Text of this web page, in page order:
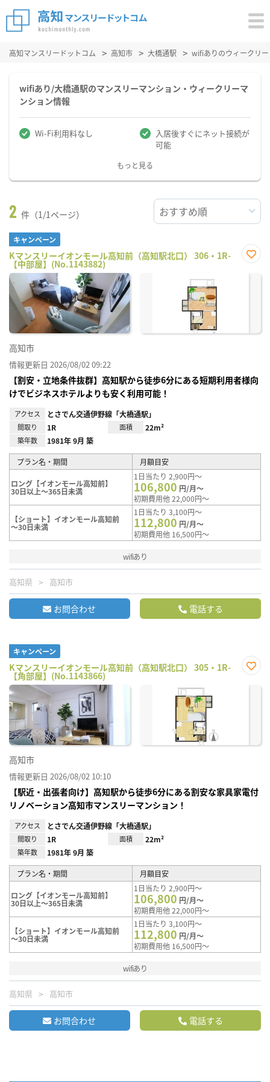
高知マンスリードットコム 高知市 大橋通駅 wifiありのウィークリ
wifiあり/大橋通駅のマンスリーマンション・ウィークリーマ
ンション情報
Wi-Fi利用料なし
入居後すぐにネット接続が
可能
もっと見る
2 件（1/1ページ）
キャンペーン
Kマンスリーイオンモール高知前（高知駅北口） 306・1R-
【中部屋】(No.1143882)
に入
高知市
情報更新日 2026/08/02 09:22
【割安・立地条件抜群】高知駅から徒歩6分にある短期利用者様向
けでビジネスホテルよりも安く利用可能！
アクセス とさでん交通伊野線「大橋通駅」
間取り 1R 面積 22m²
築年数 1981年 9月 築
プラン名・期間 月額目安
ロング【イオンモール高知前】
30日以上～365日未満
1日当たり 2,900円～
106,800 円/月～
初期費用他 22,000円～
【ショート】イオンモール高知前
～30日未満
1日当たり 3,100円～
112,800 円/月～
初期費用他 16,500円～
wifiあり
高知県 高知市
お問合わせ 電話する
キャンペーン
Kマンスリーイオンモール高知前（高知駅北口） 305・1R-
【角部屋】(No.1143866)
に入
高知市
情報更新日 2026/08/02 10:10
【駅近・出張者向け】高知駅から徒歩6分にある割安な家具家電付
リノベーション高知市マンスリーマンション！
アクセス とさでん交通伊野線「大橋通駅」
間取り 1R 面積 22m²
築年数 1981年 9月 築
プラン名・期間 月額目安
ロング【イオンモール高知前】
30日以上～365日未満
1日当たり 2,900円～
106,800 円/月～
初期費用他 22,000円～
【ショート】イオンモール高知前
～30日未満
1日当たり 3,100円～
112,800 円/月～
初期費用他 16,500円～
wifiあり
高知県 高知市
お問合わせ 電話する